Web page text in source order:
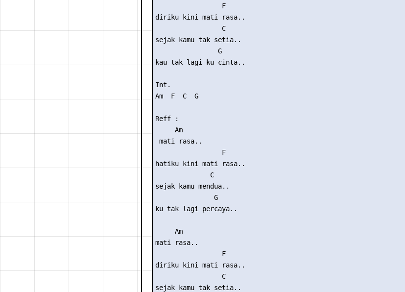
                 F
diriku kini mati rasa..
                 C
sejak kamu tak setia..
                G
kau tak lagi ku cinta..
Int.
Am  F  C  G
Reff :
     Am
mati rasa..
                 F
hatiku kini mati rasa..
              C
sejak kamu mendua..
               G
ku tak lagi percaya..
     Am
mati rasa..
                 F
diriku kini mati rasa..
                 C
sejak kamu tak setia..